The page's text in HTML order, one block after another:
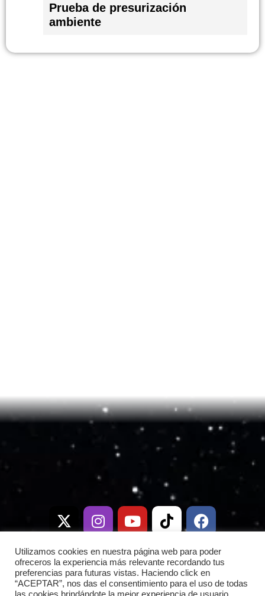
Prueba de presurización
ambiente
t
w
i
t
t
e
n
s
t
a
g
r
a
Y
o
u
t
u
b
e
T
i
k
t
o
k
a
c
e
b
o
o
k
e
l
e
g
r
a
m
W
h
a
t
s
a
p
p
D
i
s
c
o
r
d
Utilizamos cookies en nuestra página web para poder
ofreceros la experiencia más relevante recordando tus
preferencias para futuras vistas. Haciendo click en
“ACEPTAR”, nos das el consentimiento para el uso de todas